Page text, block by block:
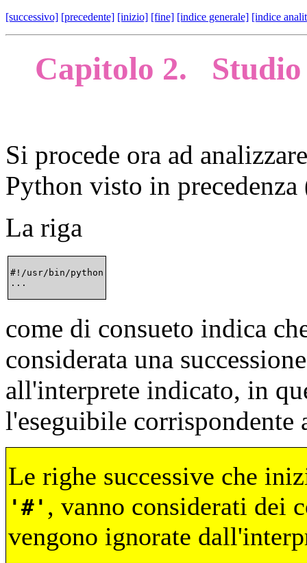
[successivo] [precedente] [inizio] [fine] [indice generale] [indice
Capitolo 2.
Si procede ora ad
Python visto in
La riga
#!/usr/bin/python
come di consueto indica
considerata una
all'interprete indicato, in
l'eseguibile corrispondente
Le righe successive che
# , vanno considerati dei
vengono ignorate